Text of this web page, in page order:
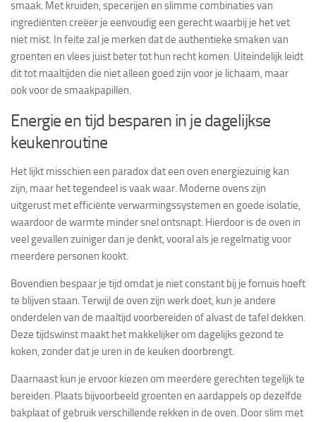
smaak. Met kruiden, specerijen en slimme combinaties van
ingrediënten creëer je eenvoudig een gerecht waarbij je het vet
niet mist. In feite zal je merken dat de authentieke smaken van
groenten en vlees juist beter tot hun recht komen. Uiteindelijk leidt
dit tot maaltijden die niet alleen goed zijn voor je lichaam, maar
ook voor de smaakpapillen.
Energie en tijd besparen in je dagelijkse
keukenroutine
Het lijkt misschien een paradox dat een oven energiezuinig kan
zijn, maar het tegendeel is vaak waar. Moderne ovens zijn
uitgerust met efficiënte verwarmingssystemen en goede isolatie,
waardoor de warmte minder snel ontsnapt. Hierdoor is de oven in
veel gevallen zuiniger dan je denkt, vooral als je regelmatig voor
meerdere personen kookt.
Bovendien bespaar je tijd omdat je niet constant bij je fornuis hoeft
te blijven staan. Terwijl de oven zijn werk doet, kun je andere
onderdelen van de maaltijd voorbereiden of alvast de tafel dekken.
Deze tijdswinst maakt het makkelijker om dagelijks gezond te
koken, zonder dat je uren in de keuken doorbrengt.
Daarnaast kun je ervoor kiezen om meerdere gerechten tegelijk te
bereiden. Plaats bijvoorbeeld groenten en aardappels op dezelfde
bakplaat of gebruik verschillende rekken in de oven. Door slim met